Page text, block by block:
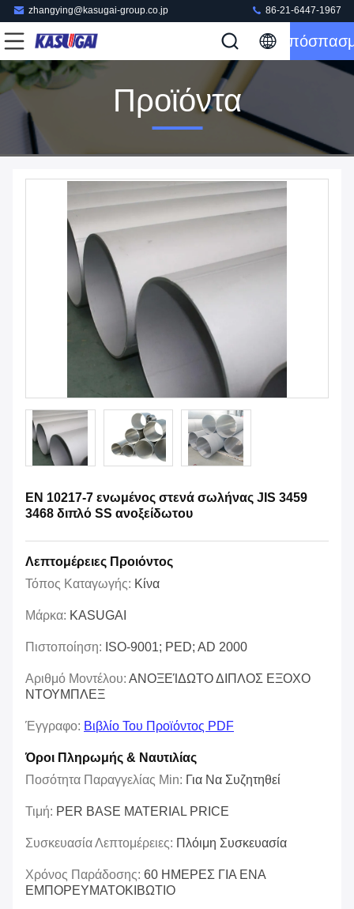
zhangying@kasugai-group.co.jp 86-21-6447-1967
Προϊόντα
EN 10217-7 ενωμένος στενά σωλήνας JIS 3459
3468 διπλό SS ανοξείδωτου
Λεπτομέρειες Προιόντος
Τόπος Καταγωγής: Κίνα
Μάρκα: KASUGAI
Πιστοποίηση: ISO-9001; PED; AD 2000
Αριθμό Μοντέλου: ΑΝΟΞΕΊΔΩΤΟ ΔΙΠΛΟΣ ΕΞΟΧΟ
ΝΤΟΥΜΠΛΕΞ
Έγγραφο: Βιβλίο Του Προϊόντος PDF
Όροι Πληρωμής & Ναυτιλίας
Ποσότητα Παραγγελίας Min: Για Να Συζητηθεί
Τιμή: PER BASE MATERIAL PRICE
Συσκευασία Λεπτομέρειες: Πλόιμη Συσκευασία
Χρόνος Παράδοσης: 60 ΗΜΕΡΕΣ ΓΙΑ ΕΝΑ
ΕΜΠΟΡΕΥΜΑΤΟΚΙΒΩΤΙΟ